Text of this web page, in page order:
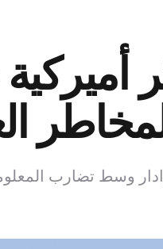
وسط تضارب